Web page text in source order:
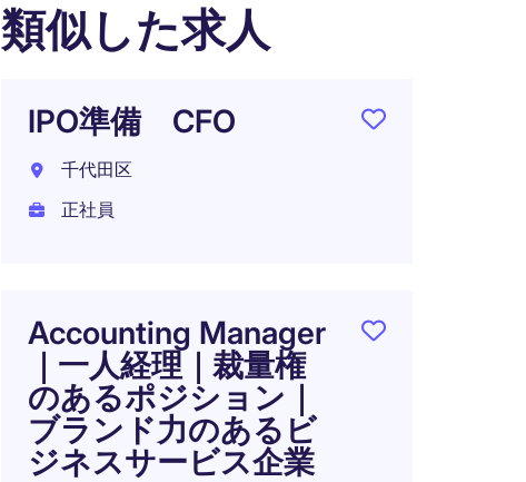
類似した求人
IPO準備 CFO
千代田区
正社員
Accounting Manager
｜一人経理｜裁量権
のあるポジション｜
ブランド力のあるビ
ジネスサービス企業